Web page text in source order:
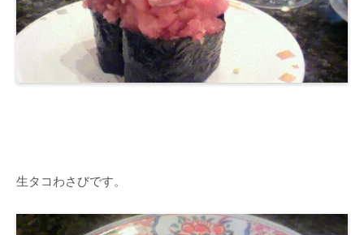
生タコわさびです。